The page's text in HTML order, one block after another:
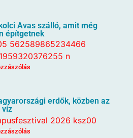
Avas szálló, amit még
építgetnek
erdők, közben az
víz